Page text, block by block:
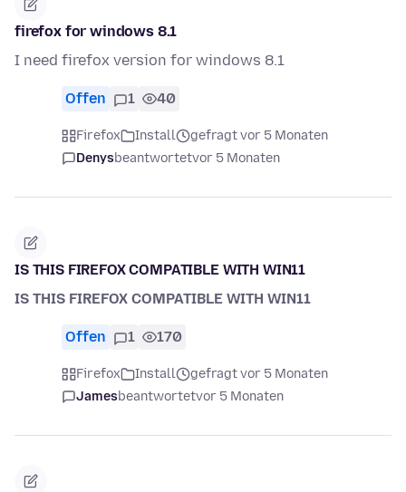
firefox for windows 8.1
I need firefox version for windows 8.1
Offen 1 40
Firefox Install
gefragt vor 5 Monaten
Denysbeantwortetvor 5 Monaten
IS THIS FIREFOX COMPATIBLE WITH WIN11
IS THIS FIREFOX COMPATIBLE WITH WIN11
Offen 1 170
Firefox Install
gefragt vor 5 Monaten
Jamesbeantwortetvor 5 Monaten